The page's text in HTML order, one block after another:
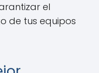
el
de tus equipos